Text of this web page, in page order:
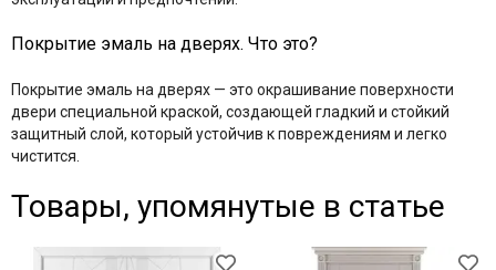
Покрытие эмаль на дверях. Что это?
Покрытие эмаль на дверях — это окрашивание поверхности
двери специальной краской, создающей гладкий и стойкий
защитный слой, который устойчив к повреждениям и легко
чистится.
Товары, упомянутые в статье